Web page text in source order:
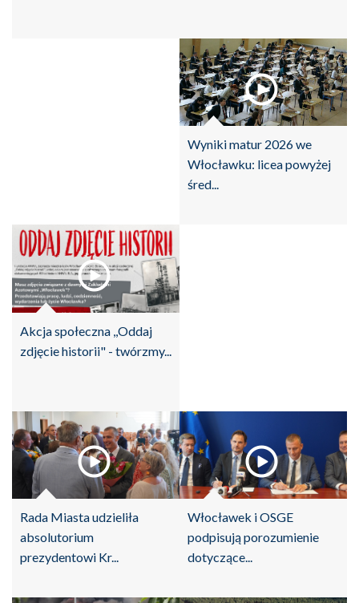
Wyniki matur 2026 we
Włocławku: licea powyżej
śred...
Akcja społeczna ,,Oddaj
zdjęcie historii" - twórzmy...
Rada Miasta udzieliła
absolutorium
prezydentowi Kr...
Włocławek i OSGE
podpisują porozumienie
dotyczące...